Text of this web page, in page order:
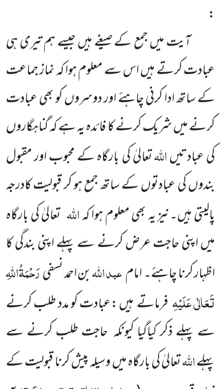
:
آیت میں جمع کے صیغے ہیں جیسے ہم تیری ہی
عبادت کرتے ہیں اس سے معلوم ہوا کہ نماز جماعت
کے ساتھ ادا کرنی چاہئے اور دوسروں کو بھی عبادت
کرنے میں شریک کرنے کا فائدہ یہ ہے کہ گناہگاروں
کی عبادتیںاللہتعالیٰ کی بارگاہ کے محبوب اور مقبول
بندوں کی عبادتوں کے ساتھ جمع ہو کر قبولیت کادرجہ
پالیتی ہیں۔نیز یہ بھی معلوم ہوا کہاللہ تعالیٰ کی بارگاہ
میں اپنی حاجت عرض کرنے سے پہلے اپنی بندگی کا
اظہار کرنا چاہئے۔ امامعبداللہبن احمد نسفیرَحْمَۃُاللہِ
تَعَالٰی عَلَیْہِفرماتے ہیں :عبادت کو مدد طلب کرنے
سے پہلے ذکر کیاگیا کیونکہ حاجت طلب کرنے سے
پہلےاللہتعالیٰ کی بارگاہ میں وسیلہ پیش کرنا قبولیت کے